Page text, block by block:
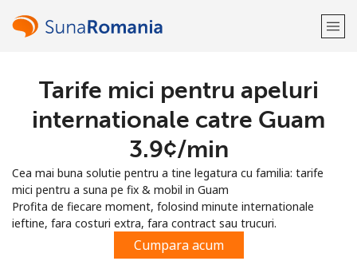
Bine-ai venit!
Inregistreaza-te cu
Tarife mici pentru apeluri
internationale catre Guam
⁦3.9¢⁩/min
Cea mai buna solutie pentru a tine legatura cu familia: tarife
mici pentru a suna pe fix & mobil in Guam
Profita de fiecare moment, folosind minute internationale
ieftine, fara costuri extra, fara contract sau trucuri.
Cumpara acum